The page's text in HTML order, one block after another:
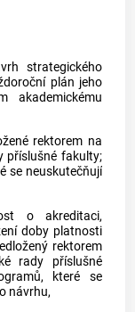
strategického
plán jeho
akademickému
rektorem na
příslušné fakulty;
se neuskutečňují
o akreditaci,
doby platnosti
rektorem
rady příslušné
, které se
návrhu,